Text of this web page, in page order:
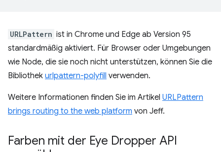
URLPattern ist in Chrome und Edge ab Version 95
standardmäßig aktiviert. Für Browser oder Umgebungen
wie Node, die sie noch nicht unterstützen, können Sie die
Bibliothek urlpattern-polyfill verwenden.
Weitere Informationen finden Sie im Artikel URLPattern
brings routing to the web platform von Jeff.
Farben mit der Eye Dropper API